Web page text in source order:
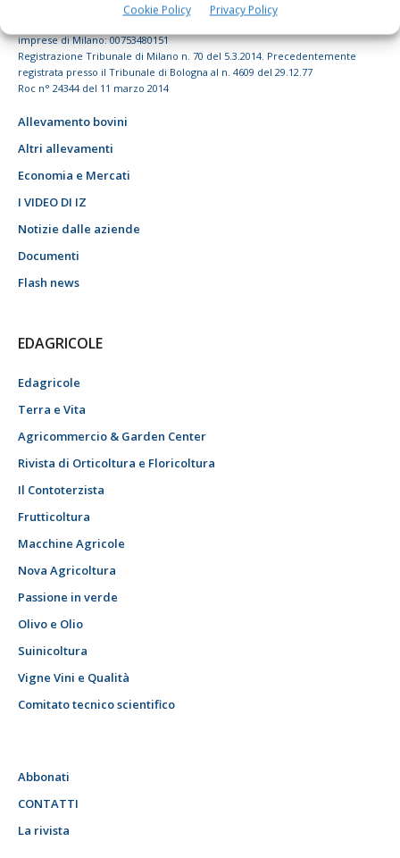
Cookie Policy Privacy Policy
© Tecniche Nuove Spa. Tutti i diritti riservati. Sede legale Via Eritrea 21 -
imprese di Milano: 00753480151
Registrazione Tribunale di Milano n. 70 del 5.3.2014. Precedentemente
registrata presso il Tribunale di Bologna al n. 4609 del 29.12.77
Roc n° 24344 del 11 marzo 2014
Allevamento bovini
Altri allevamenti
Economia e Mercati
I VIDEO DI IZ
Notizie dalle aziende
Documenti
Flash news
EDAGRICOLE
Edagricole
Terra e Vita
Agricommercio & Garden Center
Rivista di Orticoltura e Floricoltura
Il Contoterzista
Frutticoltura
Macchine Agricole
Nova Agricoltura
Passione in verde
Olivo e Olio
Suinicoltura
Vigne Vini e Qualità
Comitato tecnico scientifico
Abbonati
CONTATTI
La rivista